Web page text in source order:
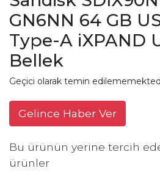
GN6NN 64 GB
Type-A iXPAND
Bellek
Geçici olarak temin
Gelince Haber Ver
Bu ürünün yerine tercih
ürünler